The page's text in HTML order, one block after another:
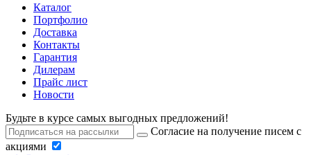
Каталог
Портфолио
Доставка
Контакты
Гарантия
Дилерам
Прайс лист
Новости
Будьте в курсе самых выгодных предложений!
Согласие на получение писем с
акциями